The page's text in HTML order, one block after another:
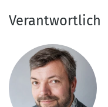
Verantwortlich